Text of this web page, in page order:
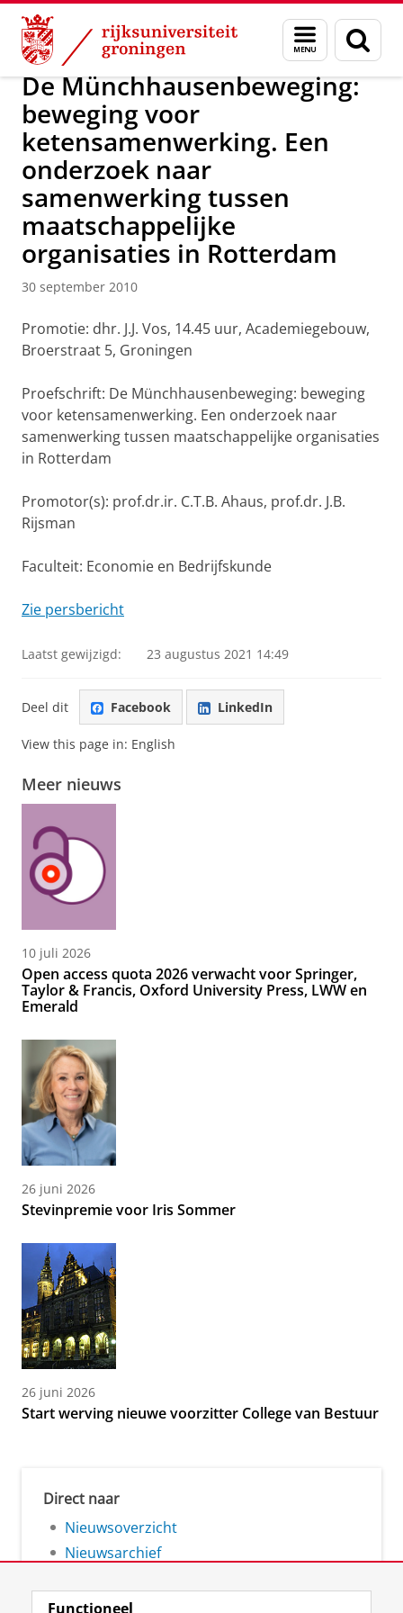
Skip
Content
Skip
Navigation
Menu
en
zoeken
Over ons Actueel Nieuws Nieuwsberichten
De Münchhausenbeweging:
beweging voor
ketensamenwerking. Een
onderzoek naar
samenwerking tussen
maatschappelijke
organisaties in Rotterdam
30 september 2010
Promotie: dhr. J.J. Vos, 14.45 uur, Academiegebouw,
Broerstraat 5, Groningen
Proefschrift: De Münchhausenbeweging: beweging
voor ketensamenwerking. Een onderzoek naar
samenwerking tussen maatschappelijke organisaties
in Rotterdam
Promotor(s): prof.dr.ir. C.T.B. Ahaus, prof.dr. J.B.
Rijsman
Faculteit: Economie en Bedrijfskunde
Zie persbericht
Laatst gewijzigd: 23 augustus 2021 14:49
Deel dit Facebook LinkedIn
View this page in: English
Meer nieuws
10 juli 2026
Open access quota 2026 verwacht voor Springer,
Taylor & Francis, Oxford University Press, LWW en
Emerald
26 juni 2026
Stevinpremie voor Iris Sommer
26 juni 2026
Start werving nieuwe voorzitter College van Bestuur
Direct naar
Nieuwsoverzicht
Nieuwsarchief
Functioneel